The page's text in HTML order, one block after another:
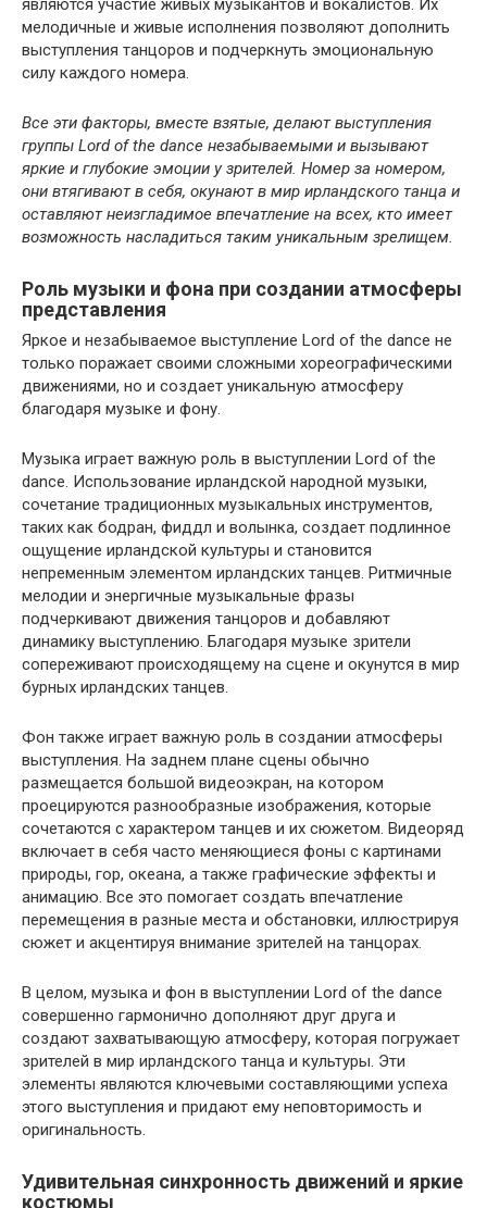
являются участие живых музыкантов и вокалистов. Их
мелодичные и живые исполнения позволяют дополнить
выступления танцоров и подчеркнуть эмоциональную
силу каждого номера.
Все эти факторы, вместе взятые, делают выступления
группы Lord of the dance незабываемыми и вызывают
яркие и глубокие эмоции у зрителей. Номер за номером,
они втягивают в себя, окунают в мир ирландского танца и
оставляют неизгладимое впечатление на всех, кто имеет
возможность насладиться таким уникальным зрелищем.
Роль музыки и фона при создании атмосферы
представления
Яркое и незабываемое выступление Lord of the dance не
только поражает своими сложными хореографическими
движениями, но и создает уникальную атмосферу
благодаря музыке и фону.
Музыка играет важную роль в выступлении Lord of the
dance. Использование ирландской народной музыки,
сочетание традиционных музыкальных инструментов,
таких как бодран, фиддл и волынка, создает подлинное
ощущение ирландской культуры и становится
непременным элементом ирландских танцев. Ритмичные
мелодии и энергичные музыкальные фразы
подчеркивают движения танцоров и добавляют
динамику выступлению. Благодаря музыке зрители
сопереживают происходящему на сцене и окунутся в мир
бурных ирландских танцев.
Фон также играет важную роль в создании атмосферы
выступления. На заднем плане сцены обычно
размещается большой видеоэкран, на котором
проецируются разнообразные изображения, которые
сочетаются с характером танцев и их сюжетом. Видеоряд
включает в себя часто меняющиеся фоны с картинами
природы, гор, океана, а также графические эффекты и
анимацию. Все это помогает создать впечатление
перемещения в разные места и обстановки, иллюстрируя
сюжет и акцентируя внимание зрителей на танцорах.
В целом, музыка и фон в выступлении Lord of the dance
совершенно гармонично дополняют друг друга и
создают захватывающую атмосферу, которая погружает
зрителей в мир ирландского танца и культуры. Эти
элементы являются ключевыми составляющими успеха
этого выступления и придают ему неповторимость и
оригинальность.
Удивительная синхронность движений и яркие
костюмы